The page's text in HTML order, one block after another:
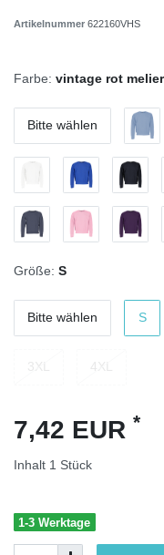
Artikelnummer 622160VHS
Farbe: vintage rot
Bitte wählen
Größe: S
Bitte wählen S
7,42 EUR *
Inhalt 1 Stück
1-3 Werktage